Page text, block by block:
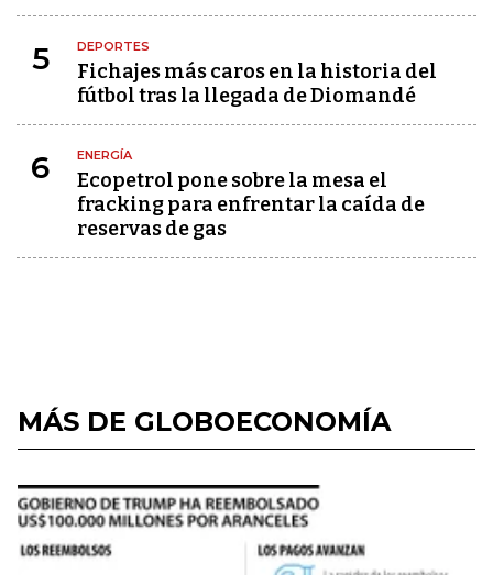
5 DEPORTES
Fichajes más caros en la historia del
fútbol tras la llegada de Diomandé
6 ENERGÍA
Ecopetrol pone sobre la mesa el
fracking para enfrentar la caída de
reservas de gas
MÁS DE GLOBOECONOMÍA